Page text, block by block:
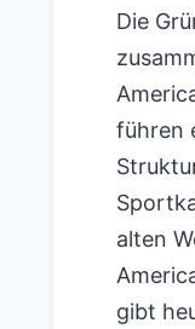
Die
führen
alten
gibt